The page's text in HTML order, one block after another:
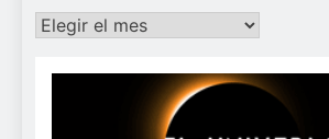
Archivos